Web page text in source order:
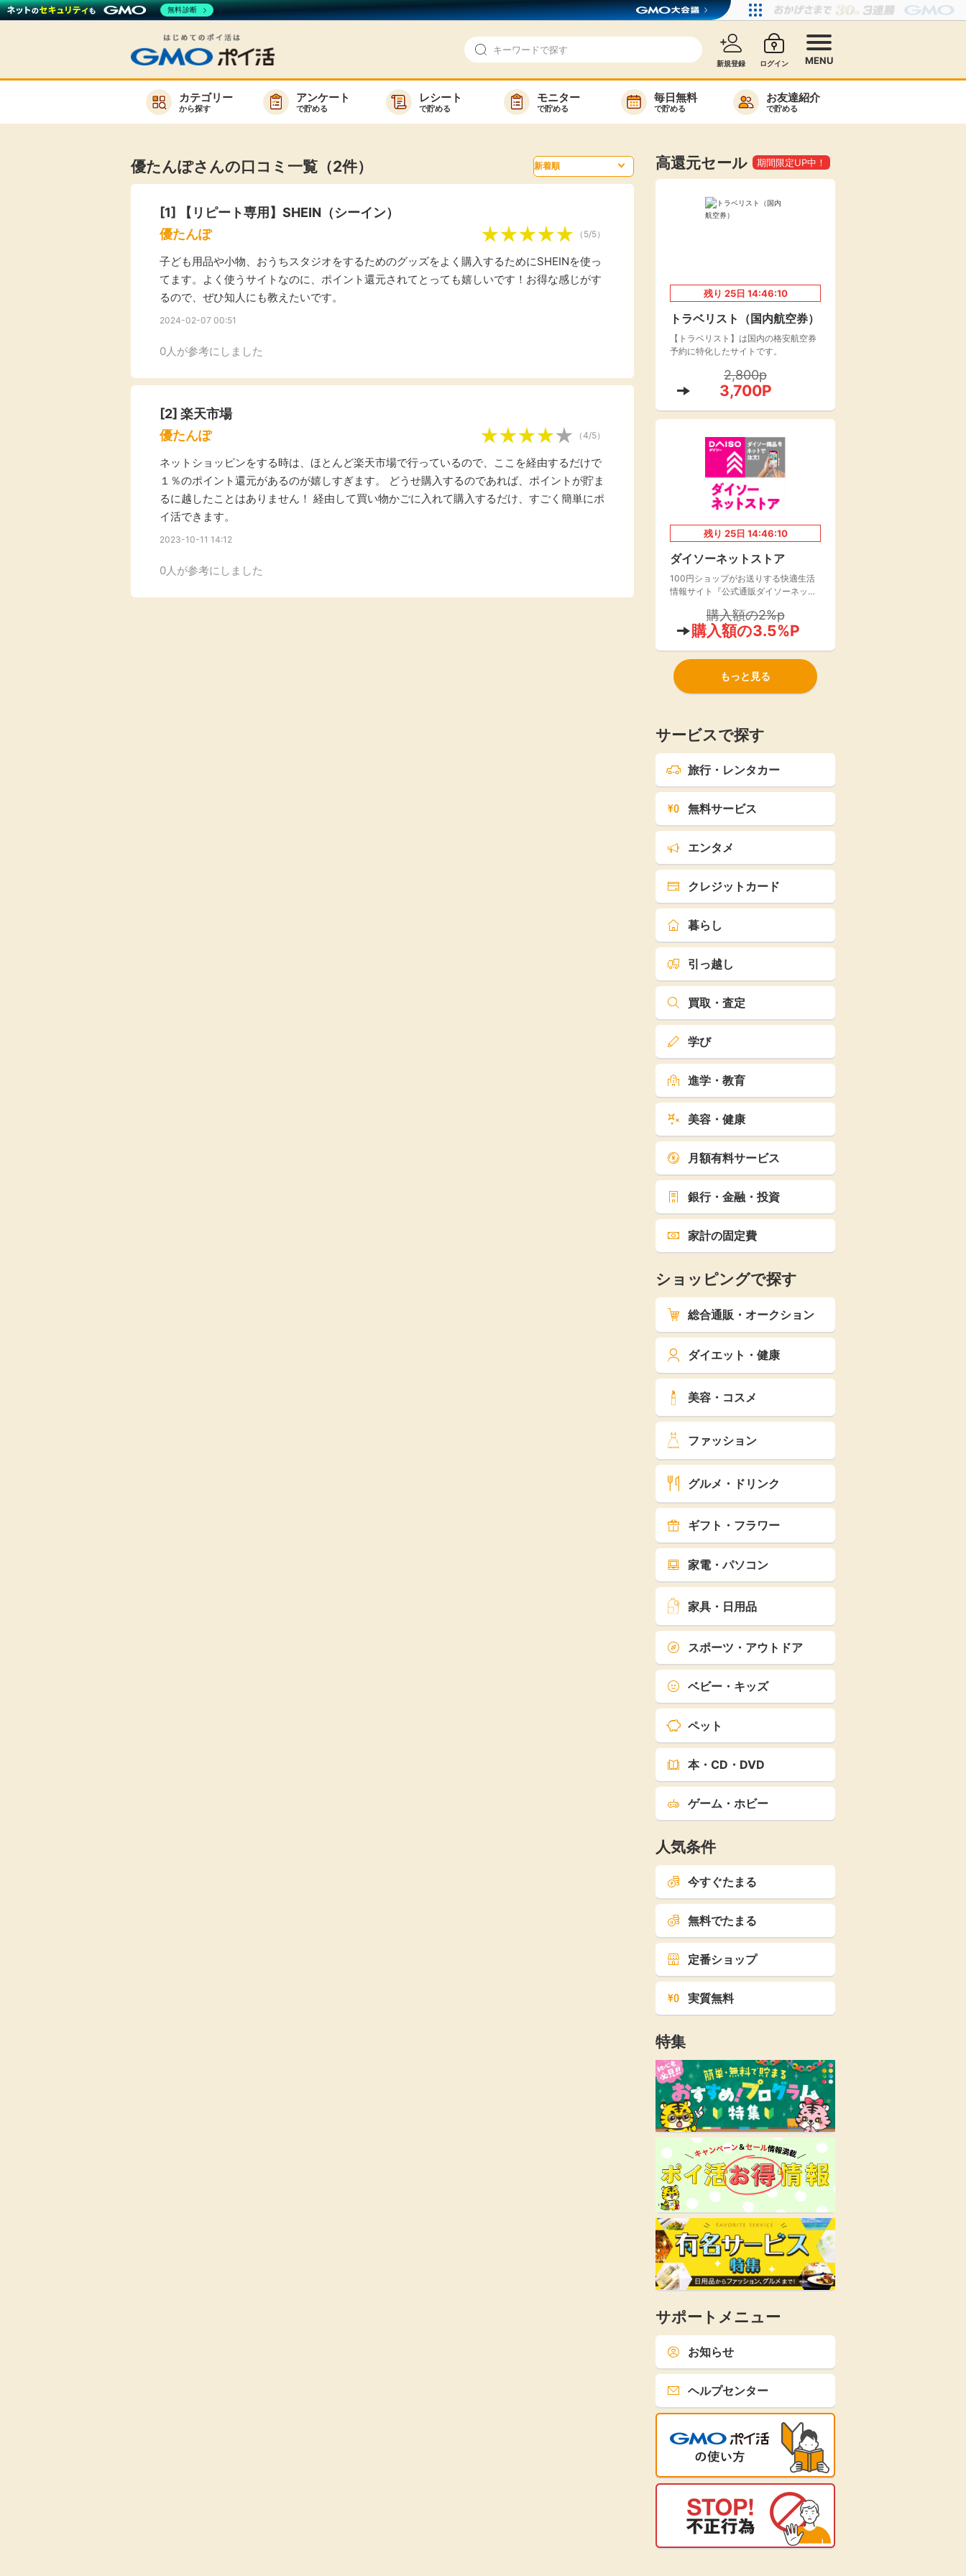
新規登録 ログイン MENU
お知らせ
高還元
無料
ゲーム
買い物
モニター
お友達紹介
ポイ活お得情報
GMOポイ活の使い方
毎日ゲット
カテゴリー
から探す
アンケート
で貯める
レシート
で貯める
モニター
で貯める
毎日無料
で貯める
お友達紹介
で貯める
キーワードで検索
（楽天ファッショ
ン）
購入額の3.5%P
楽天toto【無料利
用登録】
140P
楽天レシピ
100P
その他の楽天サービス
レシ活
ポイ活
キャンペーン
情報
優たんぽさんの口コミ一覧（2件）
[1]
【リピート専用】SHEIN（シーイン）
優たんぽ
（5/5）
子ども用品や小物、おうちスタジオをするためのグッズをよく購入するためにSHEINを使っ
てます。よく使うサイトなのに、ポイント還元されてとっても嬉しいです！お得な感じがす
るので、ぜひ知人にも教えたいです。
2024-02-07 00:51
0人が参考にしました
[2] 楽天市場
優たんぽ
（4/5）
ネットショッピンをする時は、ほとんど楽天市場で行っているので、ここを経由するだけで
１％のポイント還元があるのが嬉しすぎます。 どうせ購入するのであれば、ポイントが貯ま
るに越したことはありません！ 経由して買い物かごに入れて購入するだけ、すごく簡単にポ
イ活できます。
2023-10-11 14:12
0人が参考にしました
高還元セール 期間限定UP中！
残り 25日 14:46:09
トラベリスト（国内航空券）
【トラベリスト】は国内の格安航空券
予約に特化したサイトです。
2,800p
3,700P
残り 25日 14:46:09
ダイソーネットストア
100円ショップがお送りする快適生活
情報サイト『公式通販ダイソーネット
購入額の2%p
購入額の3.5%P
もっと見る
サービスで探す
旅行・レンタカー
無料サービス
エンタメ
クレジットカード
暮らし
引っ越し
買取・査定
学び
進学・教育
美容・健康
月額有料サービス
銀行・金融・投資
家計の固定費
ショッピングで探す
総合通販・オークション
ダイエット・健康
美容・コスメ
ファッション
グルメ・ドリンク
ギフト・フラワー
家電・パソコン
家具・日用品
スポーツ・アウトドア
ベビー・キッズ
ペット
本・CD・DVD
ゲーム・ホビー
人気条件
今すぐたまる
無料でたまる
定番ショップ
実質無料
特集
サポートメニュー
お知らせ
ヘルプセンター
無料診断